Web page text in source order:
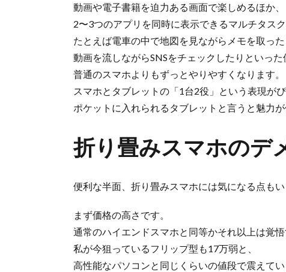
動画や電子書籍を迫力ある画面で楽しめるほか、
2〜3つのアプリを同時に表示できるマルチタスク
たとえば電車の中で地図を見ながらメモを取った
動画を流しながらSNSをチェックしたりといった
普通のスマホよりもずっとやりやすくなります。
スマホとタブレットの「1台2役」という表現がぴ
ポケットに入れられるタブレットと言うと魅力
折り畳みスマホのデ
便利な半面、折り畳みスマホには気になる点もい
まず価格の高さです。
通常のハイエンドスマホと同等かそれ以上は覚悟
私が今狙っているフリップ型も17万弱と、
高性能なパソコンと同じくらいの値段で震えて